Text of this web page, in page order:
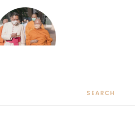
พรแก่พวกท่านท้งหลายเทอญ